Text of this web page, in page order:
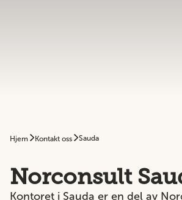
Hjem Kontakt oss Sauda
Norconsult
Kontoret i Sauda er en del av